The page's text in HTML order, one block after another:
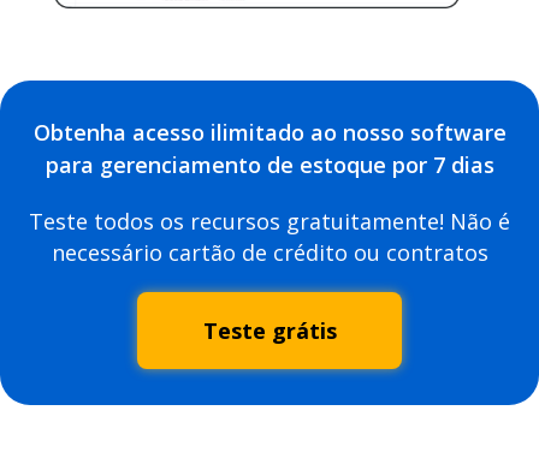
Obtenha acesso ilimitado ao nosso software
para gerenciamento de estoque por 7 dias
Teste todos os recursos gratuitamente! Não é
necessário cartão de crédito ou contratos
Teste grátis